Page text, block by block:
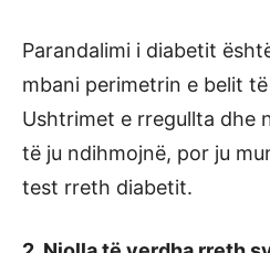
Parandalimi i diabetit
mbani perimetrin e belit
Ushtrimet e rregullta dhe
të ju ndihmojnë, por ju
test rreth diabetit.